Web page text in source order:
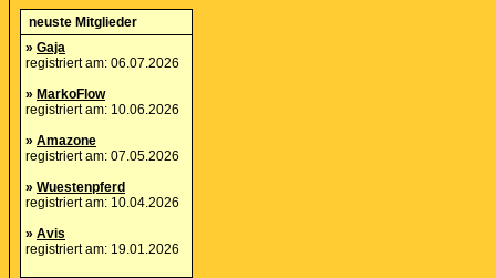
neuste Mitglieder
» Gaja
registriert am: 06.07.2026
» MarkoFlow
registriert am: 10.06.2026
» Amazone
registriert am: 07.05.2026
» Wuestenpferd
registriert am: 10.04.2026
» Avis
registriert am: 19.01.2026